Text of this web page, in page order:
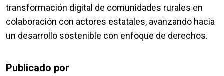
transformación digital de comunidades rurales en
colaboración con actores estatales, avanzando hacia
un desarrollo sostenible con enfoque de derechos.
Publicado por